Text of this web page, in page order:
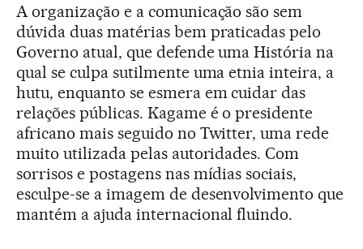
A organização e a comunicação são sem
dúvida duas matérias bem praticadas pelo
Governo atual, que defende uma História na
qual se culpa sutilmente uma etnia inteira, a
hutu, enquanto se esmera em cuidar das
relações públicas. Kagame é o presidente
africano mais seguido no Twitter, uma rede
muito utilizada pelas autoridades. Com
sorrisos e postagens nas mídias sociais,
esculpe-se a imagem de desenvolvimento que
mantém a ajuda internacional fluindo.